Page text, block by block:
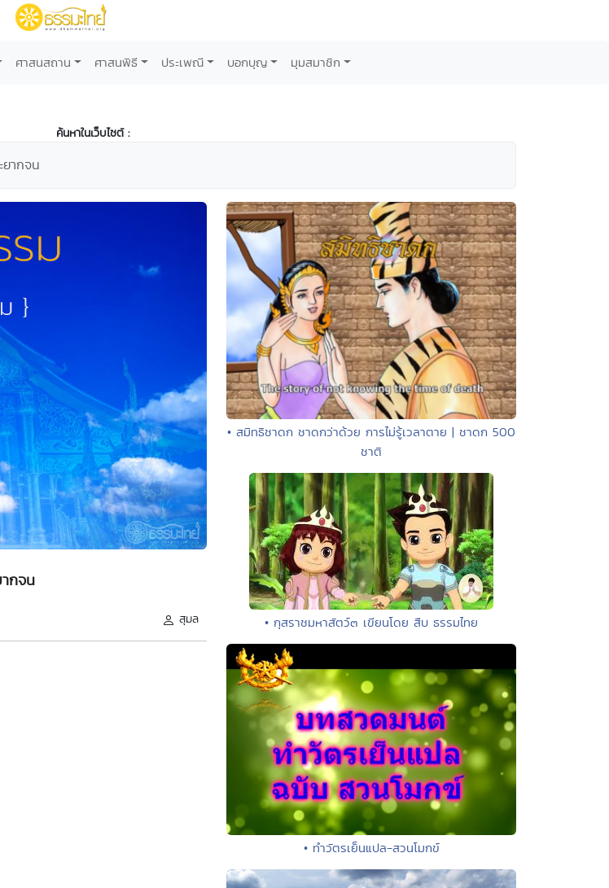
ศาสนสถาน ศาสนพิธี ประเพณี บอกบุญ มุมสมาชิก
ค้นหาในเว็บไซต์ :
ยากจน
กจน
สุมล
• สมิทธิชาดก ชาดกว่าด้วย การไม่รู้เวลาตาย | ชาดก 500
ชาติ
• กุสราชมหาสัตว์๓ เขียนโดย สืบ ธรรมไทย
• ทำวัตรเย็นแปล-สวนโมกข์